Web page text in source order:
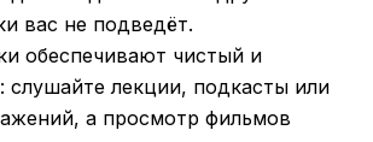
вас не подведёт.
обеспечивают чистый и
слушайте лекции, подкасты или
а просмотр фильмов